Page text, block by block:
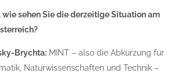
wie sehen Sie die derzeitige Situation am
Brychta: MINT – also die Abkürzung für
Naturwissenschaften und Technik –